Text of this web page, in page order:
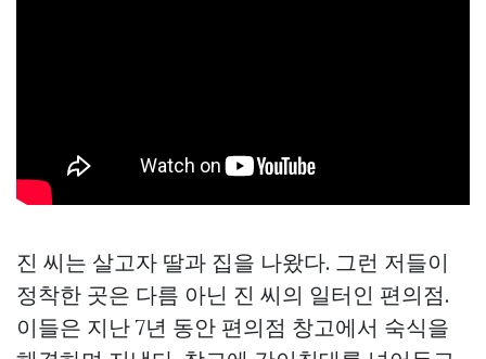
진 씨는 살고자 딸과 집을 나왔다. 그런 저들이
정착한 곳은 다름 아닌 진 씨의 일터인 편의점.
이들은 지난 7년 동안 편의점 창고에서 숙식을